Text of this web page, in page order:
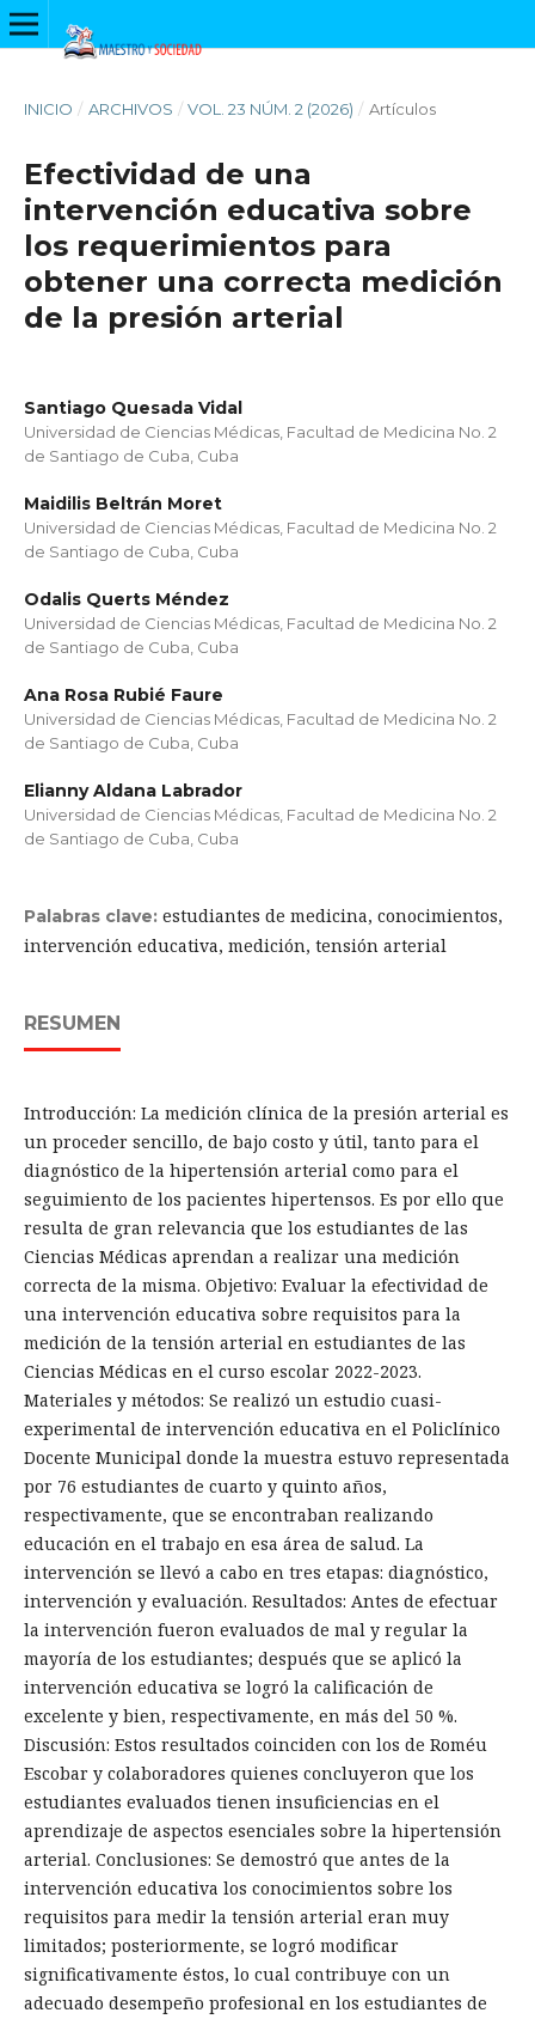
INICIO / ARCHIVOS / VOL. 23 NÚM. 2 (2026) / Artículos
Efectividad de una
intervención educativa sobre
los requerimientos para
obtener una correcta medición
de la presión arterial
Santiago Quesada Vidal
Universidad de Ciencias Médicas, Facultad de Medicina No. 2
de Santiago de Cuba, Cuba
Maidilis Beltrán Moret
Universidad de Ciencias Médicas, Facultad de Medicina No. 2
de Santiago de Cuba, Cuba
Odalis Querts Méndez
Universidad de Ciencias Médicas, Facultad de Medicina No. 2
de Santiago de Cuba, Cuba
Ana Rosa Rubié Faure
Universidad de Ciencias Médicas, Facultad de Medicina No. 2
de Santiago de Cuba, Cuba
Elianny Aldana Labrador
Universidad de Ciencias Médicas, Facultad de Medicina No. 2
de Santiago de Cuba, Cuba
Palabras clave: estudiantes de medicina, conocimientos,
intervención educativa, medición, tensión arterial
RESUMEN
Introducción: La medición clínica de la presión arterial es
un proceder sencillo, de bajo costo y útil, tanto para el
diagnóstico de la hipertensión arterial como para el
seguimiento de los pacientes hipertensos. Es por ello que
resulta de gran relevancia que los estudiantes de las
Ciencias Médicas aprendan a realizar una medición
correcta de la misma. Objetivo: Evaluar la efectividad de
una intervención educativa sobre requisitos para la
medición de la tensión arterial en estudiantes de las
Ciencias Médicas en el curso escolar 2022-2023.
Materiales y métodos: Se realizó un estudio cuasi-
experimental de intervención educativa en el Policlínico
Docente Municipal donde la muestra estuvo representada
por 76 estudiantes de cuarto y quinto años,
respectivamente, que se encontraban realizando
educación en el trabajo en esa área de salud. La
intervención se llevó a cabo en tres etapas: diagnóstico,
intervención y evaluación. Resultados: Antes de efectuar
la intervención fueron evaluados de mal y regular la
mayoría de los estudiantes; después que se aplicó la
intervención educativa se logró la calificación de
excelente y bien, respectivamente, en más del 50 %.
Discusión: Estos resultados coinciden con los de Roméu
Escobar y colaboradores quienes concluyeron que los
estudiantes evaluados tienen insuficiencias en el
aprendizaje de aspectos esenciales sobre la hipertensión
arterial. Conclusiones: Se demostró que antes de la
intervención educativa los conocimientos sobre los
requisitos para medir la tensión arterial eran muy
limitados; posteriormente, se logró modificar
significativamente éstos, lo cual contribuye con un
adecuado desempeño profesional en los estudiantes de